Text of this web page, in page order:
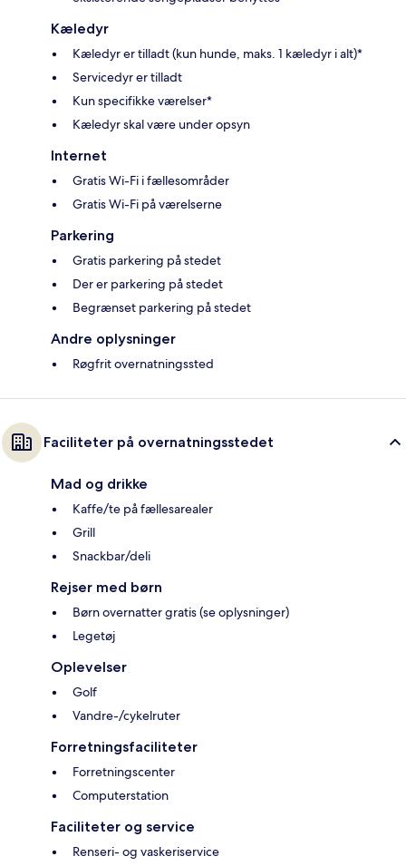
Kæledyr
Kæledyr er tilladt (kun hunde, maks. 1 kæledyr i alt)*
Servicedyr er tilladt
Kun specifikke værelser*
Kæledyr skal være under opsyn
Internet
Gratis Wi-Fi i fællesområder
Gratis Wi-Fi på værelserne
Parkering
Gratis parkering på stedet
Der er parkering på stedet
Begrænset parkering på stedet
Andre oplysninger
Røgfrit overnatningssted
Faciliteter på overnatningsstedet
Mad og drikke
Kaffe/te på fællesarealer
Grill
Snackbar/deli
Rejser med børn
Børn overnatter gratis (se oplysninger)
Legetøj
Oplevelser
Golf
Vandre-/cykelruter
Forretningsfaciliteter
Forretningscenter
Computerstation
Faciliteter og service
Renseri- og vaskeriservice